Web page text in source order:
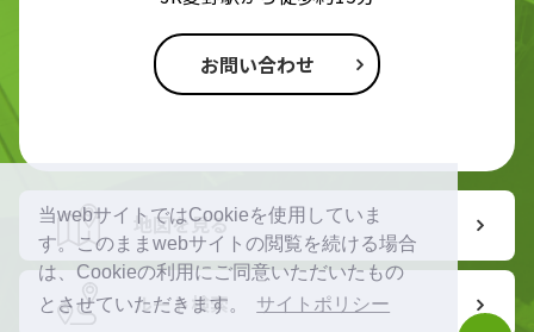
当webサイトではCookieを使用していま
す。このままwebサイトの閲覧を続ける場合
は、Cookieの利用にご同意いただいたもの
とさせていただきます。
サイトポリシー
お問い合わせ
地図を見る
ルート検索